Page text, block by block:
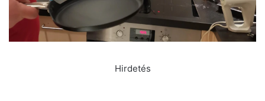
Hirdetés